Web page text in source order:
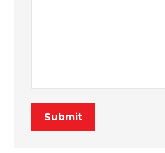
Submit